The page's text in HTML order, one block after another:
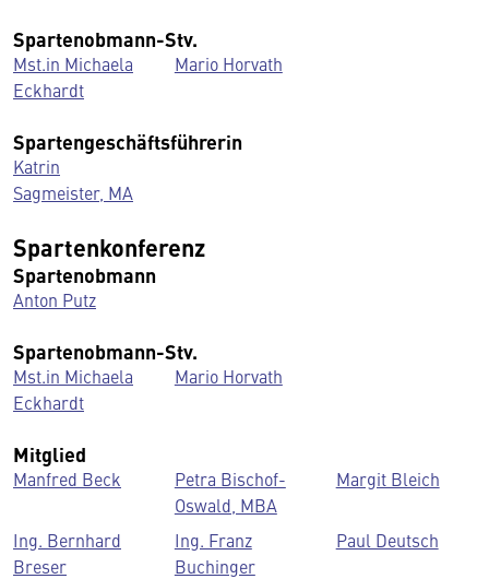
Spartenobmann-Stv.
Mst.in Michaela
Eckhardt
Mario Horvath
Spartengeschäftsführerin
Katrin
Sagmeister, MA
Spartenkonferenz
Spartenobmann
Anton Putz
Spartenobmann-Stv.
Mst.in Michaela
Eckhardt
Mario Horvath
Mitglied
Manfred Beck
Petra Bischof-
Oswald, MBA
Margit Bleich
Ing. Bernhard
Breser
Ing. Franz
Buchinger
Paul Deutsch